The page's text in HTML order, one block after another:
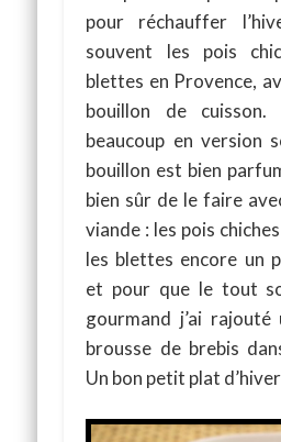
pour réchauffer
souvent les pois
blettes en Provence,
bouillon de
beaucoup en version
bouillon est bien
bien sûr de le faire
viande : les pois
les blettes encore un
et pour que le tout
gourmand j’ai
brousse de brebis
Un bon petit plat